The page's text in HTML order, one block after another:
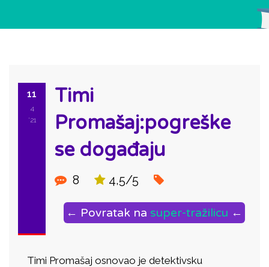
11
4
'21
Timi
Promašaj:pogreške
se događaju
8 4,5/5
← Povratak na super-tražilicu ←
Timi Promašaj osnovao je detektivsku